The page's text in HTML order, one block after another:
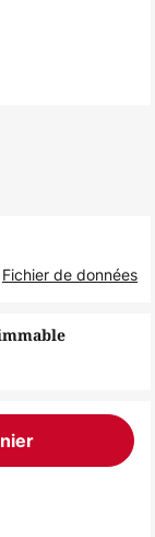
Fichier de données